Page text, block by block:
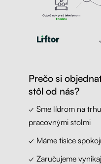
Prečo si
stôl od nás?
✓ Sme lídrom na
pracovnými stolmi
✓ Máme tisíce
✓ Zaručujeme